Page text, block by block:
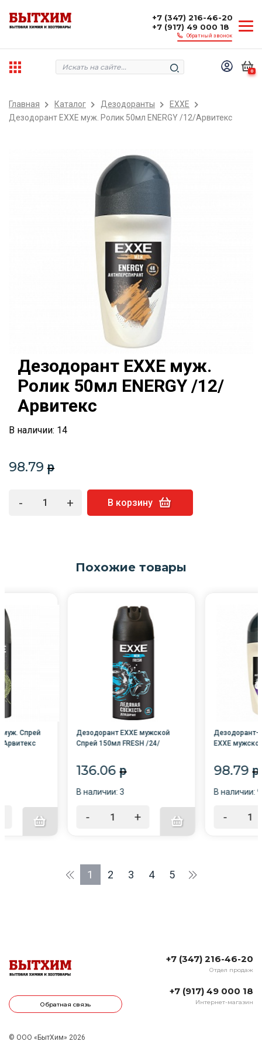
+7 (347) 216-46-20
+7 (917) 49 000 18
Обратный звонок
0
Главная Каталог Дезодоранты
EXXE
Дезодорант EXXE муж. Ролик 50мл ENERGY /12/Арвитекс
Дезодорант EXXE муж.
Ролик 50мл ENERGY /12/
Арвитекс
В наличии: 14
98.79 p
- + В корзину
Похожие товары
муж. Спрей
Арвитекс
Дезодорант EXXE мужской
Спрей 150мл FRESH /24/
136.06 p
В наличии: 3
- +
Дезодорант-
EXXE
98.79 p
В наличии: 9
-
1 2 3 4 5
Обратная связь
+7 (347) 216-46-20
Отдел продаж
+7 (917) 49 000 18
Интернет-магазин
© ООО «БытХим» 2026